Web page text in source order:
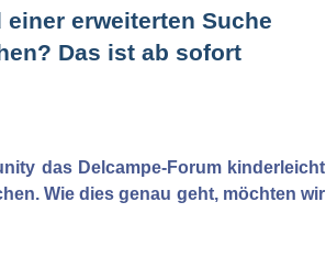
erweiterten Suche
Das ist ab sofort
das Delcampe-Forum kinderleicht
Wie dies genau geht, möchten wir